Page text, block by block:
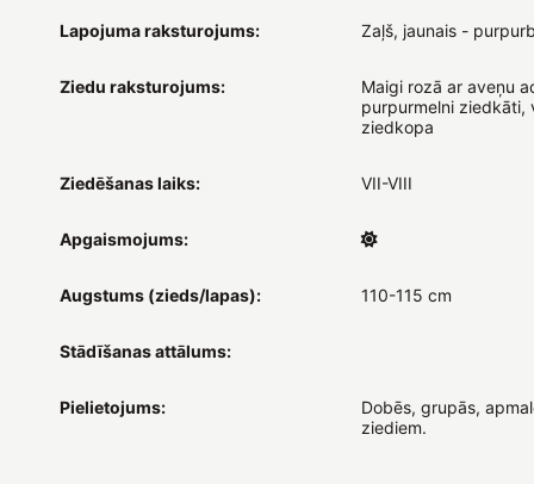
Lapojuma raksturojums: Zaļš, jaunais -
Ziedu raksturojums:
Maigi rozā ar aveņu
purpurmelni ziedkāti,
ziedkopa
Ziedēšanas laiks: VII-VIII
Apgaismojums:
Augstums (zieds/lapas): 110-115 cm
Stādīšanas attālums:
Pielietojums:
Dobēs, grupās,
ziediem.